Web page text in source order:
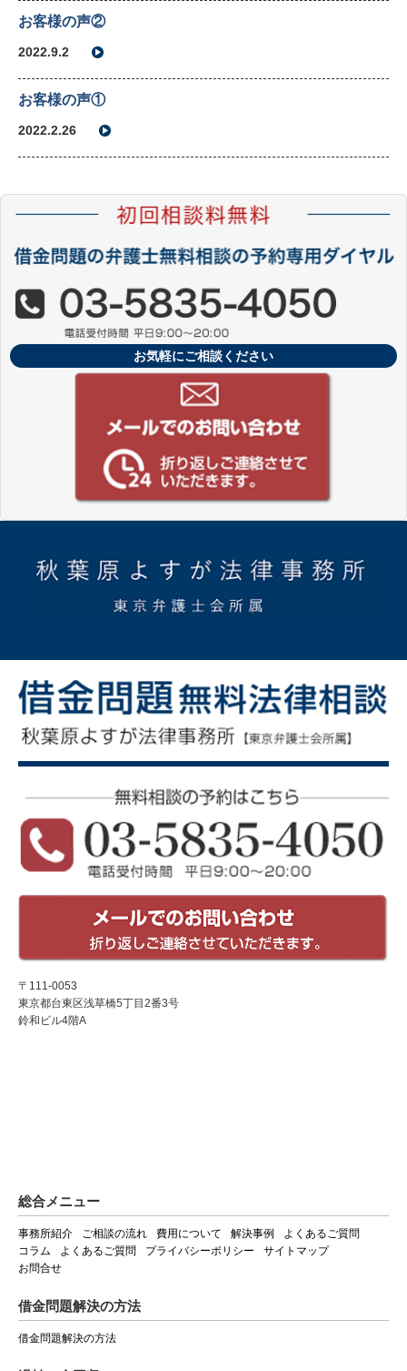
お客様の声②
2022.9.2
お客様の声①
2022.2.26
お気軽にご相談ください
〒111-0053
東京都台東区浅草橋5丁目2番3号
鈴和ビル4階A
総合メニュー
事務所紹介 ご相談の流れ 費用について 解決事例
よくあるご質問
コラム
よくあるご質問 プライバシーポリシー
サイトマップ
お問合せ
借金問題解決の方法
借金問題解決の方法